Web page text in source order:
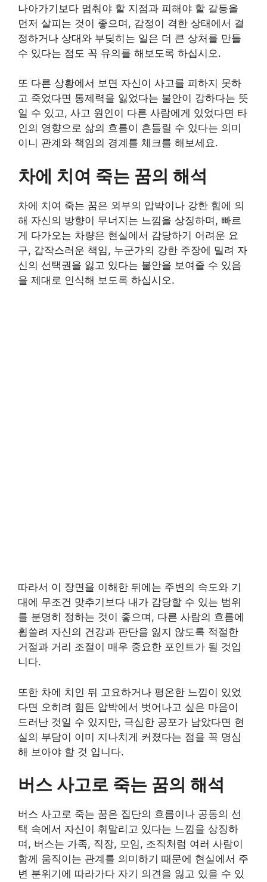
나아가기보다 멈춰야 할 지점과 피해야 할 갈등을
먼저 살피는 것이 좋으며, 감정이 격한 상태에서 결
정하거나 상대와 부딪히는 일은 더 큰 상처를 만들
수 있다는 점도 꼭 유의를 해보도록 하십시오.
또 다른 상황에서 보면 자신이 사고를 피하지 못하
고 죽었다면 통제력을 잃었다는 불안이 강하다는 뜻
일 수 있고, 사고 원인이 다른 사람에게 있었다면 타
인의 영향으로 삶의 흐름이 흔들릴 수 있다는 의미
이니 관계와 책임의 경계를 체크를 해보세요.
차에 치여 죽는 꿈의 해석
차에 치여 죽는 꿈은 외부의 압박이나 강한 힘에 의
해 자신의 방향이 무너지는 느낌을 상징하며, 빠르
게 다가오는 차량은 현실에서 감당하기 어려운 요
구, 갑작스러운 책임, 누군가의 강한 주장에 밀려 자
신의 선택권을 잃고 있다는 불안을 보여줄 수 있음
을 제대로 인식해 보도록 하십시오.
따라서 이 장면을 이해한 뒤에는 주변의 속도와 기
대에 무조건 맞추기보다 내가 감당할 수 있는 범위
를 분명히 정하는 것이 좋으며, 다른 사람의 흐름에
휩쓸려 자신의 건강과 판단을 잃지 않도록 적절한
거절과 거리 조절이 매우 중요한 포인트가 될 것입
니다.
또한 차에 치인 뒤 고요하거나 평온한 느낌이 있었
다면 오히려 힘든 압박에서 벗어나고 싶은 마음이
드러난 것일 수 있지만, 극심한 공포가 남았다면 현
실의 부담이 이미 지나치게 커졌다는 점을 꼭 명심
해 보아야 할 것 입니다.
버스 사고로 죽는 꿈의 해석
버스 사고로 죽는 꿈은 집단의 흐름이나 공동의 선
택 속에서 자신이 휘말리고 있다는 느낌을 상징하
며, 버스는 가족, 직장, 모임, 조직처럼 여러 사람이
함께 움직이는 관계를 의미하기 때문에 현실에서 주
변 분위기에 따라가다 자기 의견을 잃고 있을 수 있